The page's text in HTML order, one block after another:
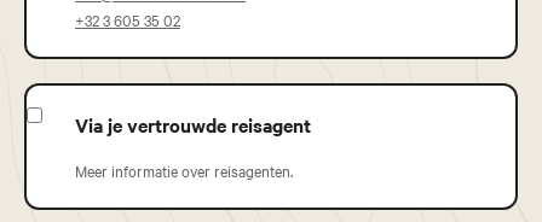
+32 3 605 35 02
Via je vertrouwde reisagent
Meer informatie over reisagenten.